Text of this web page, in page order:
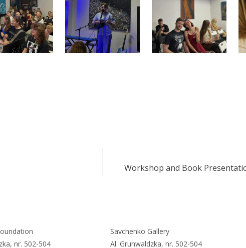
Workshop and Book
nr. 502-504
Savchenko Gallery
Al. Grunwaldzka, nr. 502-504